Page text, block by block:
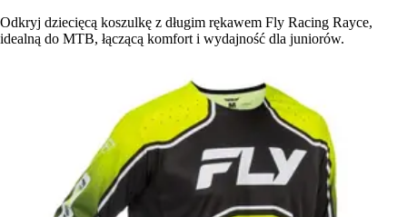
Odkryj dziecięcą koszulkę z długim rękawem Fly Racing Rayce,
idealną do MTB, łączącą komfort i wydajność dla juniorów.